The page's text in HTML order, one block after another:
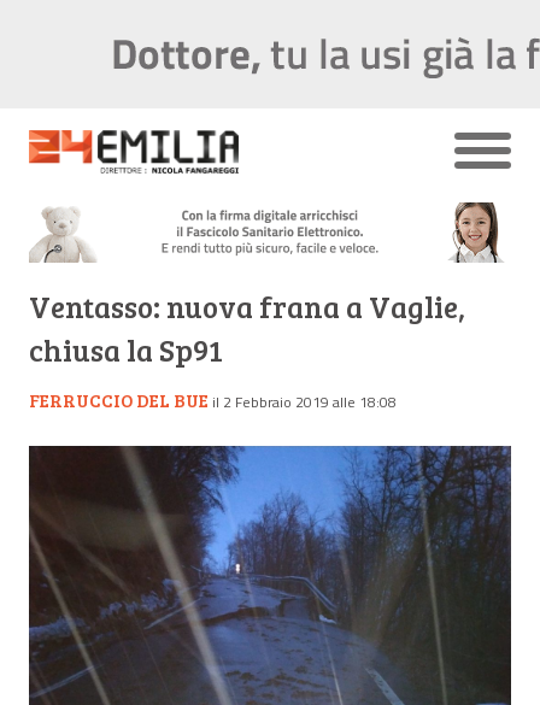
Ventasso: nuova frana a Vaglie,
chiusa la Sp91
FERRUCCIO DEL BUE il 2 Febbraio 2019 alle 18:08